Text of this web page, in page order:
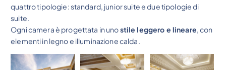
quattro tipologie: standard, junior suite e due tipologie di
suite.
Ogni camera è progettata in unostile leggero e lineare, con
elementi in legno e illuminazione calda.